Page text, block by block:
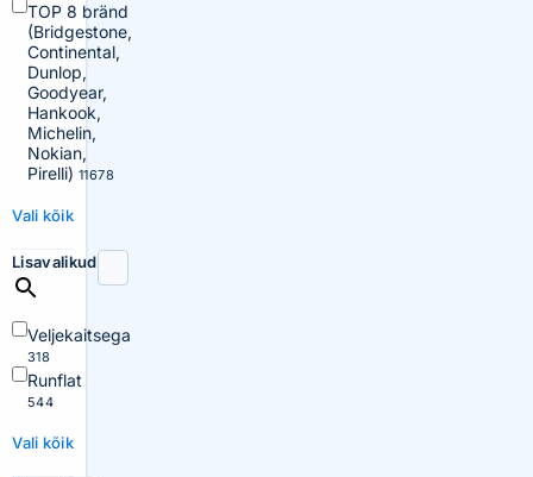
TOP 8 bränd
(Bridgestone,
Continental,
Dunlop,
Goodyear,
Hankook,
Michelin,
Nokian,
Pirelli) 11678
Vali kõik
Lisavalikud
Veljekaitsega
318
Runflat
544
Vali kõik